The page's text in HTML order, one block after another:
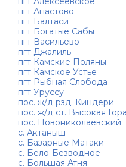
пгт Апастово
пгт Балтаси
пгт Богатые Сабы
пгт Васильево
пгт Джалиль
пгт Камские Поляны
пгт Камское Устье
пгт Рыбная Слобода
пгт Уруссу
пос. ж/д рзд. Киндери
пос. ж/д ст. Высокая Гора
пос. Новониколаевский
с. Актаныш
с. Базарные Матаки
с. Бело-Безводное
с. Большая Атня